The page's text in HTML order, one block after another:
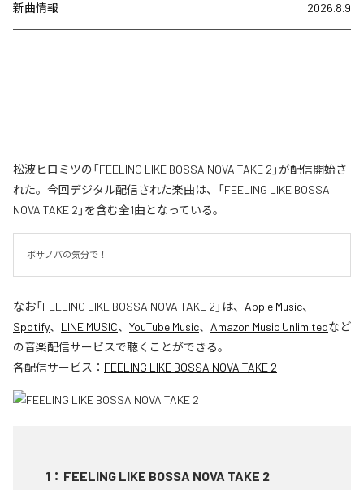
新曲情報 2026.8.9
松波ヒロミツの「FEELING LIKE BOSSA NOVA TAKE 2」が配信開始さ
れた。今回デジタル配信された楽曲は、「FEELING LIKE BOSSA
NOVA TAKE 2」を含む全1曲となっている。
ボサノバの気分で！
なお「FEELING LIKE BOSSA NOVA TAKE 2 」は、 Apple Music、
Spotify、 LINE MUSIC、 YouTube Music、 Amazon Music Unlimitedなど
の音楽配信サービスで聴くことができる。
各配信サービス： FEELING LIKE BOSSA NOVA TAKE 2
1 ： FEELING LIKE BOSSA NOVA TAKE 2